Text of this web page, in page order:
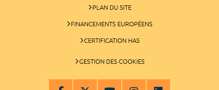
PLAN DU SITE
FINANCEMENTS EUROPÉENS
CERTIFICATION HAS
GESTION DES COOKIES